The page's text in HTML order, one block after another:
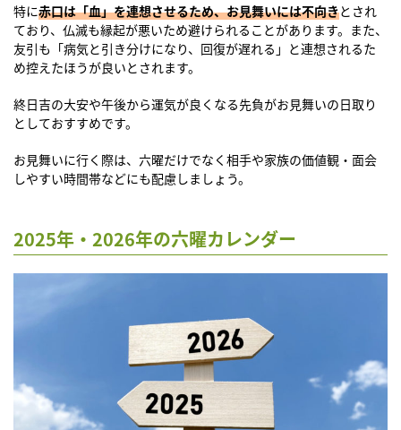
特に赤口は「血」を連想させるため、お見舞いには不向きとされ
ており、仏滅も縁起が悪いため避けられることがあります。また、
友引も「病気と引き分けになり、回復が遅れる」と連想されるた
め控えたほうが良いとされます。
終日吉の大安や午後から運気が良くなる先負がお見舞いの日取り
としておすすめです。
お見舞いに行く際は、六曜だけでなく相手や家族の価値観・面会
しやすい時間帯などにも配慮しましょう。
2025年・2026年の六曜カレンダー